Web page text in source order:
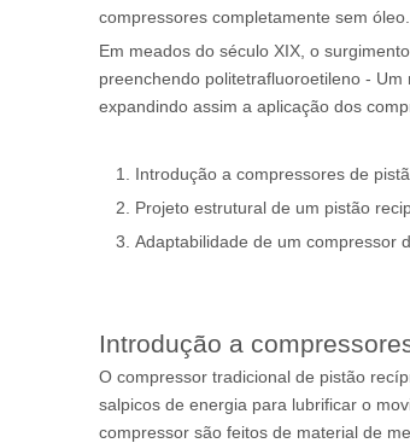
compressores completamente sem óleo.
Em meados do século XIX, o
preenchendo politetrafluoroetileno -
expandindo assim a aplicação dos
Introdução a compressores de
Projeto estrutural de um pistão
Adaptabilidade de um compressor
Introdução a
O compressor tradicional de pistão
salpicos de energia para lubrificar o
compressor são feitos de material de